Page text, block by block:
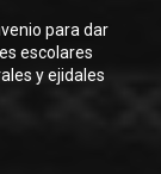
para dar
escolares
y ejidales